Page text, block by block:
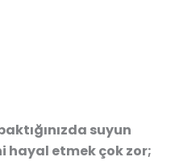
suyun
hayal etmek çok zor;